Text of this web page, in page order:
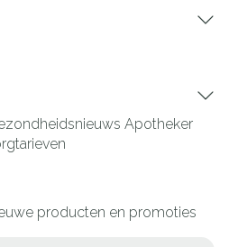
Apotheker
producten en promoties